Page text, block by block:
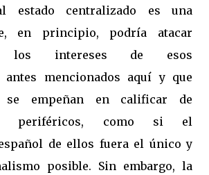
estado centralizado es una
en principio, podría atacar
los intereses de esos
antes mencionados aquí y que
se empeñan en calificar de
periféricos, como si el
de ellos fuera el único y
posible. Sin embargo, la